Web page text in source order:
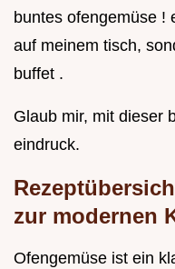
buntes ofengemüse !
auf meinem tisch,
buffet .
Glaub mir, mit dieser
eindruck.
zur modernen
Ofengemüse ist ein